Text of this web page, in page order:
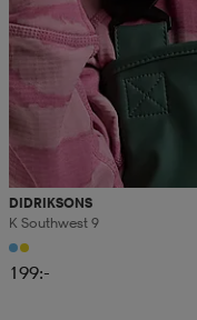
DIDRIKSONS
K Southwest 9
199:-